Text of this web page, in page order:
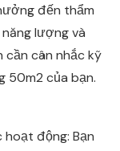
đến thẩm
lượng và
cần cân nhắc kỹ
50m2 của bạn.
hoạt động: Bạn